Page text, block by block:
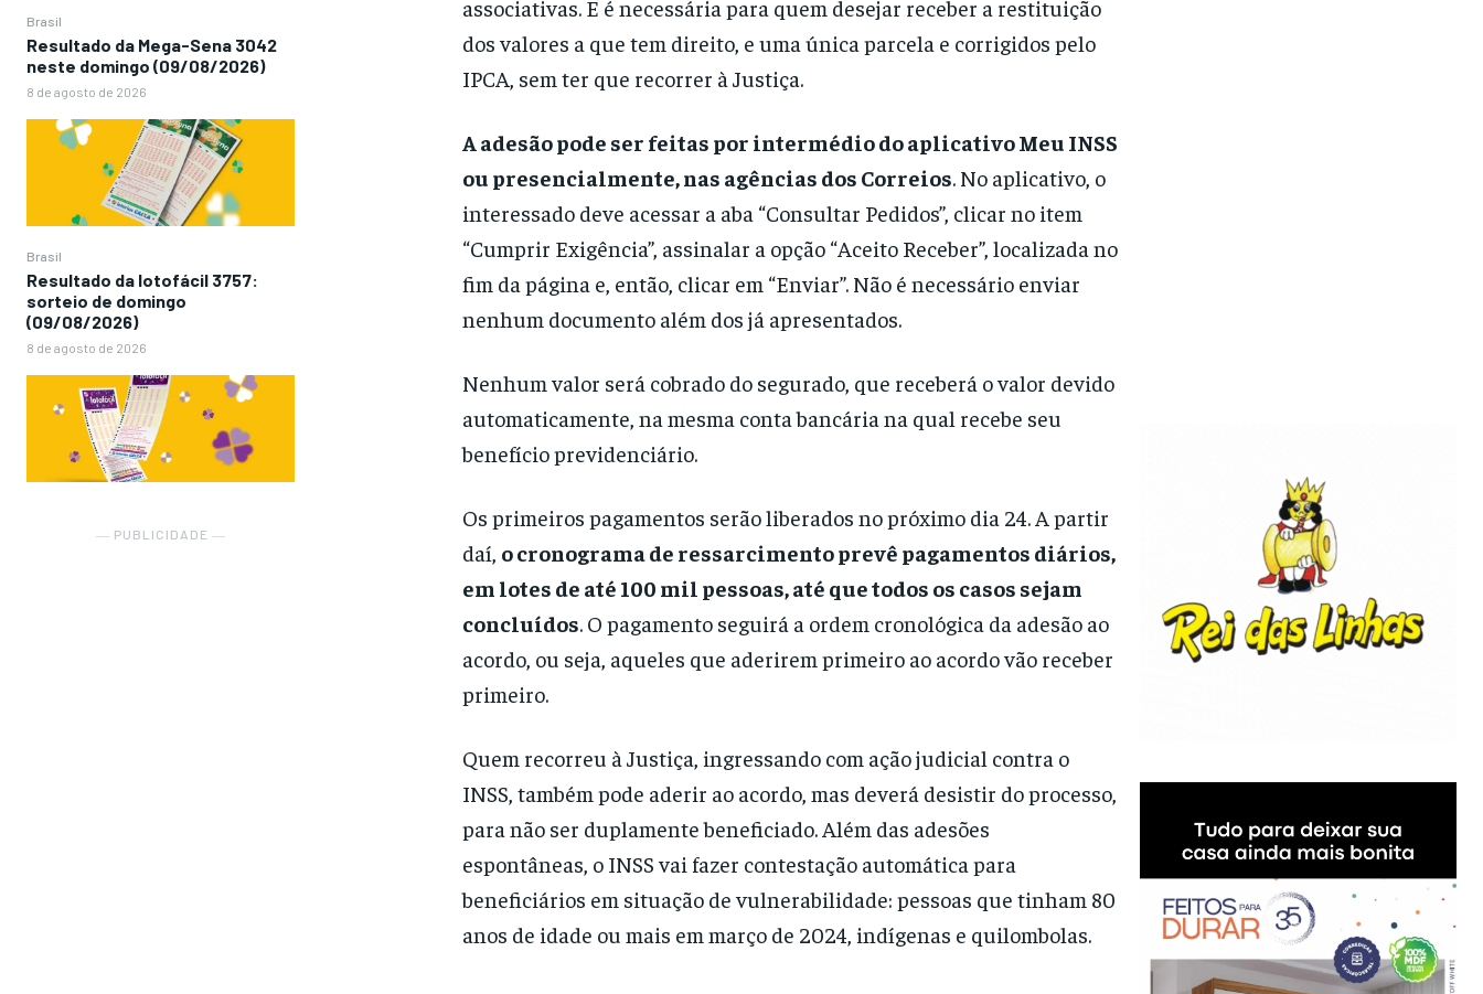
Brasil
Resultado da Mega-Sena 3042
neste domingo (09/08/2026)
8 de agosto de 2026
Brasil
Resultado da lotofácil 3757:
sorteio de domingo
(09/08/2026)
8 de agosto de 2026
― PUBLICIDADE ―
associativas. E é necessária para quem desejar receber a restituição
dos valores a que tem direito, e uma única parcela e corrigidos pelo
IPCA, sem ter que recorrer à Justiça.
A adesão pode ser feitas por intermédio do aplicativo Meu INSS
ou presencialmente, nas agências dos Correios. No aplicativo, o
interessado deve acessar a aba “Consultar Pedidos”, clicar no item
“Cumprir Exigência”, assinalar a opção “Aceito Receber”, localizada no
fim da página e, então, clicar em “Enviar”. Não é necessário enviar
nenhum documento além dos já apresentados.
Nenhum valor será cobrado do segurado, que receberá o valor devido
automaticamente, na mesma conta bancária na qual recebe seu
benefício previdenciário.
Os primeiros pagamentos serão liberados no próximo dia 24. A partir
daí, o cronograma de ressarcimento prevê pagamentos diários,
em lotes de até 100 mil pessoas, até que todos os casos sejam
concluídos. O pagamento seguirá a ordem cronológica da adesão ao
acordo, ou seja, aqueles que aderirem primeiro ao acordo vão receber
primeiro.
Quem recorreu à Justiça, ingressando com ação judicial contra o
INSS, também pode aderir ao acordo, mas deverá desistir do processo,
para não ser duplamente beneficiado. Além das adesões
espontâneas, o INSS vai fazer contestação automática para
beneficiários em situação de vulnerabilidade: pessoas que tinham 80
anos de idade ou mais em março de 2024, indígenas e quilombolas.